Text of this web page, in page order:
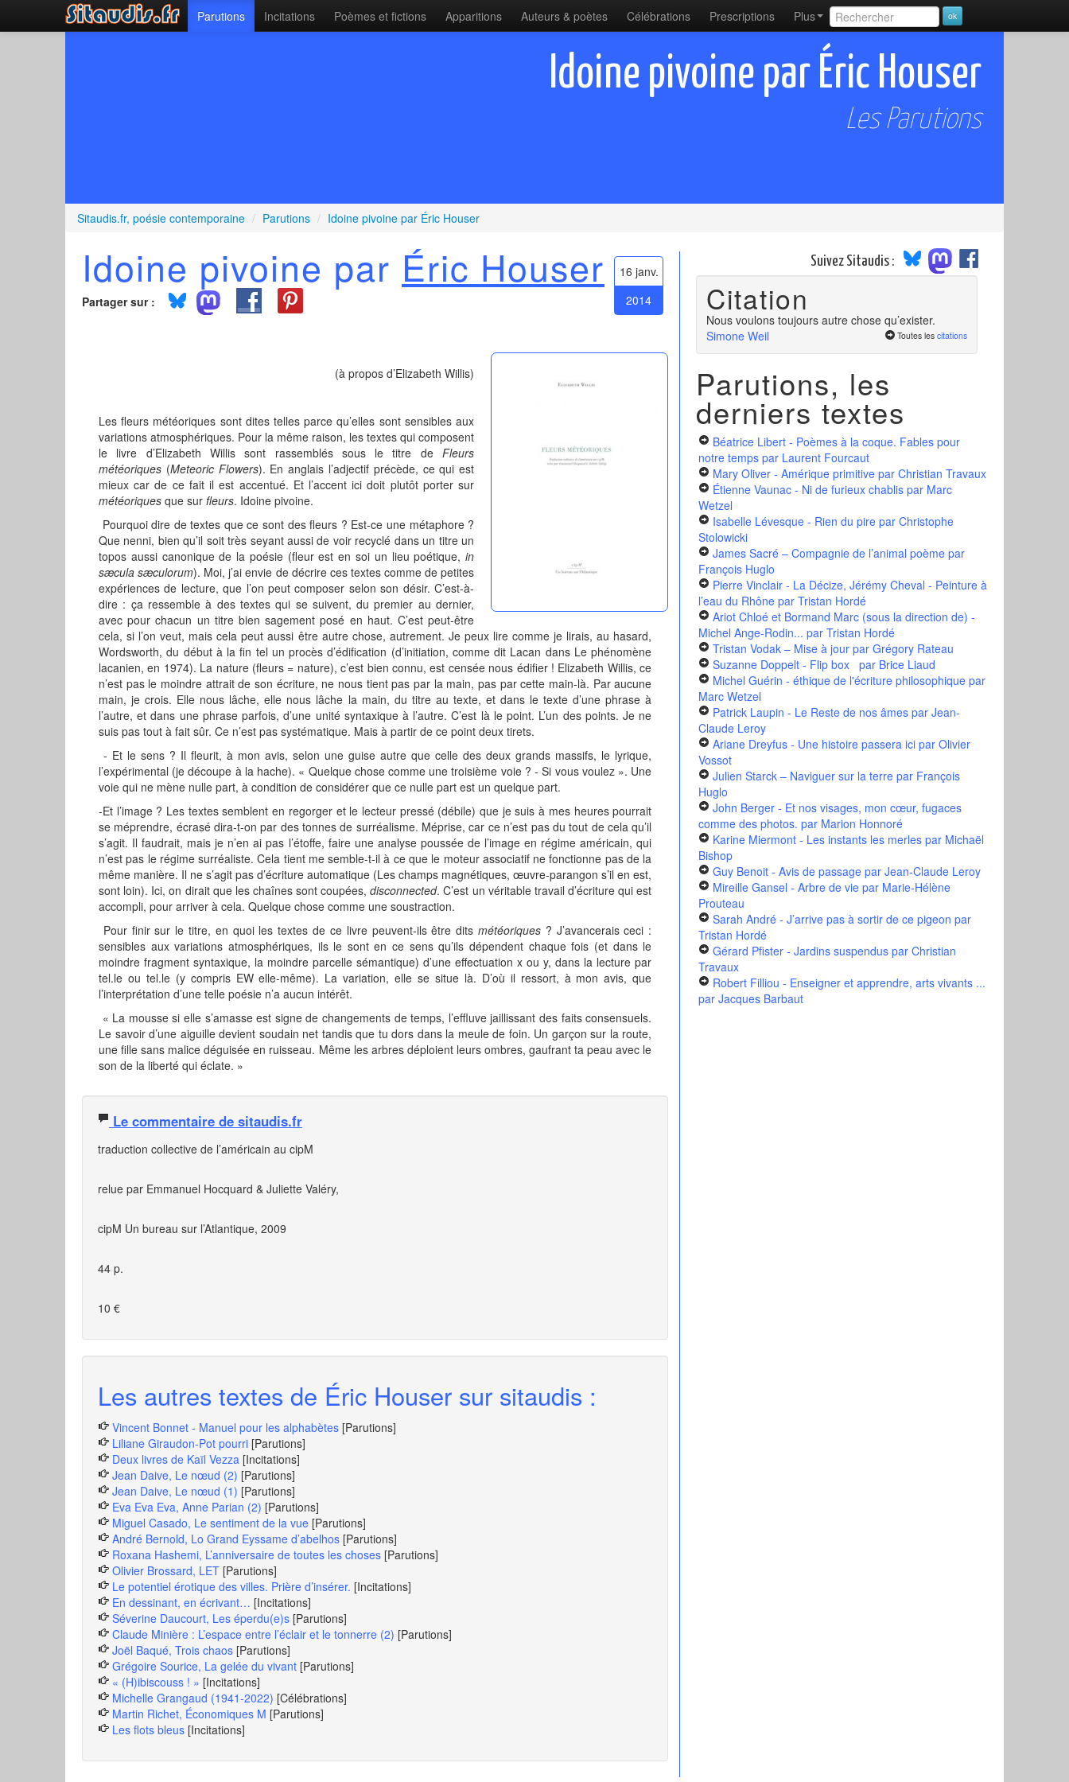
Parutions Incitations Poèmes et fictions Apparitions Auteurs & poètes Célébrations Prescriptions Plus
Idoine pivoine par Éric Houser
Les Parutions
Sitaudis.fr, poésie contemporaine / Parutions / Idoine pivoine par Éric Houser
16 janv.
2014
Idoine pivoine par Éric Houser
Partager sur :
(à propos d’Elizabeth Willis)
Les fleurs météoriques sont dites telles parce qu’elles sont sensibles aux
variations atmosphériques. Pour la même raison, les textes qui composent
le livre d’Elizabeth Willis sont rassemblés sous le titre deFleurs
météoriques (Meteoric Flowers). En anglais l’adjectif précède, ce qui est
mieux car de ce fait il est accentué. Et l’accent ici doit plutôt porter sur
météoriques que sur fleurs. Idoine pivoine.
Pourquoi dire de textes que ce sont des fleurs ? Est-ce une métaphore ?
Que nenni, bien qu’il soit très seyant aussi de voir recyclé dans un titre un
topos aussi canonique de la poésie (fleur est en soi un lieu poétique,in
sæcula sæculorum). Moi, j’ai envie de décrire ces textes comme de petites
expériences de lecture, que l’on peut composer selon son désir. C’est-à-
dire : ça ressemble à des textes qui se suivent, du premier au dernier,
avec pour chacun un titre bien sagement posé en haut. C’est peut-être
cela, si l’on veut, mais cela peut aussi être autre chose, autrement. Je peux lire comme je lirais, au hasard,
Wordsworth, du début à la fin tel un procès d’édification (d’initiation, comme dit Lacan dans Le phénomène
lacanien, en 1974). La nature (fleurs = nature), c’est bien connu, est censée nous édifier ! Elizabeth Willis, ce
n’est pas le moindre attrait de son écriture, ne nous tient pas par la main, pas par cette main-là. Par aucune
main, je crois. Elle nous lâche, elle nous lâche la main, du titre au texte, et dans le texte d’une phrase à
l’autre, et dans une phrase parfois, d’une unité syntaxique à l’autre. C’est là le point. L’un des points. Je ne
suis pas tout à fait sûr. Ce n’est pas systématique. Mais à partir de ce point deux tirets.
- Et le sens ? Il fleurit, à mon avis, selon une guise autre que celle des deux grands massifs, le lyrique,
l’expérimental (je découpe à la hache). « Quelque chose comme une troisième voie ? - Si vous voulez ». Une
voie qui ne mène nulle part, à condition de considérer que ce nulle part est un quelque part.
-Et l’image ? Les textes semblent en regorger et le lecteur pressé (débile) que je suis à mes heures pourrait
se méprendre, écrasé dira-t-on par des tonnes de surréalisme. Méprise, car ce n’est pas du tout de cela qu’il
s’agit. Il faudrait, mais je n’en ai pas l’étoffe, faire une analyse poussée de l’image en régime américain, qui
n’est pas le régime surréaliste. Cela tient me semble-t-il à ce que le moteur associatif ne fonctionne pas de la
même manière. Il ne s’agit pas d’écriture automatique (Les champs magnétiques, œuvre-parangon s’il en est,
sont loin). Ici, on dirait que les chaînes sont coupées,disconnected. C’est un véritable travail d’écriture qui est
accompli, pour arriver à cela. Quelque chose comme une soustraction.
Pour finir sur le titre, en quoi les textes de ce livre peuvent-ils être dits météoriques ? J’avancerais ceci :
sensibles aux variations atmosphériques, ils le sont en ce sens qu’ils dépendent chaque fois (et dans le
moindre fragment syntaxique, la moindre parcelle sémantique) d’une effectuation x ou y, dans la lecture par
tel.le ou tel.le (y compris EW elle-même). La variation, elle se situe là. D’où il ressort, à mon avis, que
l’interprétation d’une telle poésie n’a aucun intérêt.
« La mousse si elle s’amasse est signe de changements de temps, l’effluve jaillissant des faits consensuels.
Le savoir d’une aiguille devient soudain net tandis que tu dors dans la meule de foin. Un garçon sur la route,
une fille sans malice déguisée en ruisseau. Même les arbres déploient leurs ombres, gaufrant ta peau avec le
son de la liberté qui éclate. »
Le commentaire de sitaudis.fr
traduction collective de l’américain au cipM
relue par Emmanuel Hocquard & Juliette Valéry,
cipM Un bureau sur l’Atlantique, 2009
44 p.
10 €
Les autres textes de Éric Houser sur sitaudis :
Vincent Bonnet - Manuel pour les alphabètes [Parutions]
Liliane Giraudon-Pot pourri [Parutions]
Deux livres de Kaïl Vezza [Incitations]
Jean Daive, Le nœud (2) [Parutions]
Jean Daive, Le nœud (1) [Parutions]
Eva Eva Eva, Anne Parian (2) [Parutions]
Miguel Casado, Le sentiment de la vue [Parutions]
André Bernold, Lo Grand Eyssame d’abelhos [Parutions]
Roxana Hashemi, L’anniversaire de toutes les choses [Parutions]
Olivier Brossard, LET [Parutions]
Le potentiel érotique des villes. Prière d’insérer. [Incitations]
En dessinant, en écrivant… [Incitations]
Séverine Daucourt, Les éperdu(e)s [Parutions]
Claude Minière : L’espace entre l’éclair et le tonnerre (2) [Parutions]
Joël Baqué, Trois chaos [Parutions]
Grégoire Sourice, La gelée du vivant [Parutions]
« (H)ibiscouss ! » [Incitations]
Michelle Grangaud (1941-2022) [Célébrations]
Martin Richet, Économiques M [Parutions]
Les flots bleus [Incitations]
Suivez Sitaudis :
Citation
Nous voulons toujours autre chose qu’exister.
Simone Weil
Toutes les citations
Parutions, les
derniers textes
Béatrice Libert - Poèmes à la coque. Fables pour
notre tempspar Laurent Fourcaut
Mary Oliver - Amérique primitivepar Christian Travaux
Étienne Vaunac - Ni de furieux chablispar Marc
Wetzel
Isabelle Lévesque - Rien du pirepar Christophe
Stolowicki
James Sacré – Compagnie de l’animal poèmepar
François Huglo
Pierre Vinclair - La Décize, Jérémy Cheval - Peinture à
l’eau du Rhônepar Tristan Hordé
Ariot Chloé et Bormand Marc (sous la direction de) -
Michel Ange-Rodin... par Tristan Hordé
Tristan Vodak – Mise à jourpar Grégory Rateau
Suzanne Doppelt - Flip box par Brice Liaud
Michel Guérin - éthique de l'écriture philosophiquepar
Marc Wetzel
Patrick Laupin - Le Reste de nos âmespar Jean-
Claude Leroy
Ariane Dreyfus - Une histoire passera icipar Olivier
Vossot
Julien Starck – Naviguer sur la terrepar François
Huglo
John Berger - Et nos visages, mon cœur, fugaces
comme des photos. par Marion Honnoré
Karine Miermont - Les instants les merlespar Michaël
Bishop
Guy Benoit - Avis de passagepar Jean-Claude Leroy
Mireille Gansel - Arbre de viepar Marie-Hélène
Prouteau
Sarah André - J’arrive pas à sortir de ce pigeon par
Tristan Hordé
Gérard Pfister - Jardins suspenduspar Christian
Travaux
Robert Filliou - Enseigner et apprendre, arts vivants ...
par Jacques Barbaut